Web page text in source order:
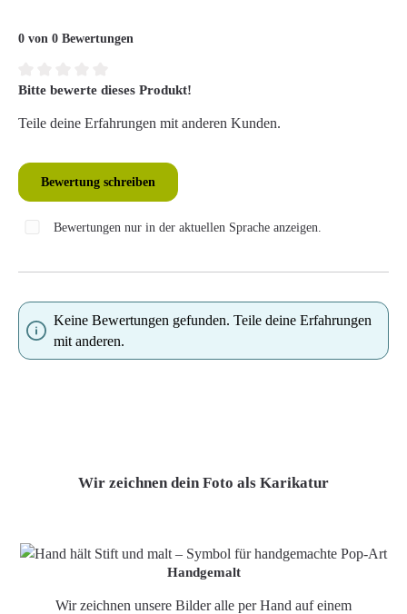
0 von 0 Bewertungen
Durchschnittliche Bewertung von 0 von 5 Sternen
Bitte bewerte dieses Produkt!
Teile deine Erfahrungen mit anderen Kunden.
Bewertung schreiben
Bewertungen nur in der aktuellen Sprache anzeigen.
Keine Bewertungen gefunden. Teile deine Erfahrungen
mit anderen.
Wir zeichnen dein Foto als Karikatur
Handgemalt
Wir zeichnen unsere Bilder alle per Hand auf einem